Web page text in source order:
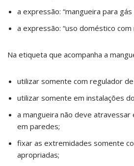
a expressão: “mangueira para gás
a expressão: “uso doméstico com
Na etiqueta que acompanha a
utilizar somente com regulador
utilizar somente em instalações
a mangueira não deve atravessar
em paredes;
fixar as extremidades somente
apropriadas;